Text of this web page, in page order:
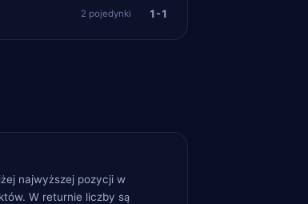
2 pojedynki 1-1
najwyższej pozycji w
W returnie liczby są